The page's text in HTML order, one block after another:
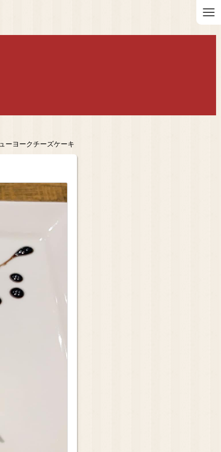
≡
ーヨークチーズケーキ